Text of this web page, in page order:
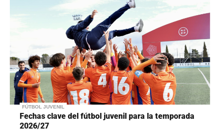
FÚTBOL JUVENIL
Fechas clave del fútbol juvenil para la temporada
2026/27